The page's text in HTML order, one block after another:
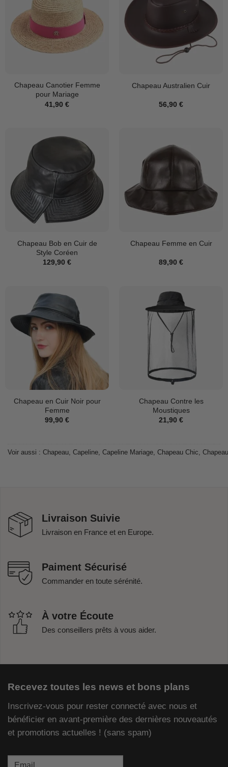
Chapeau Canotier Femme
pour Mariage
41,90 €
Chapeau Australien Cuir
56,90 €
Chapeau Bob en Cuir de
Style Coréen
129,90 €
Chapeau Femme en Cuir
89,90 €
Chapeau en Cuir Noir pour
Femme
99,90 €
Chapeau Contre les
Moustiques
21,90 €
Voir aussi : Chapeau Capeline Capeline Mariage Chapeau Chic
Livraison Suivie
Livraison en France et en Europe.
Paiment Sécurisé
Commander en toute sérénité.
À votre Écoute
Des conseillers prêts à vous aider.
Recevez toutes les news et bons plans
Inscrivez-vous pour rester connecté avec nous et
bénéficier en avant-première des dernières nouveautés
et promotions actuelles ! (sans spam)